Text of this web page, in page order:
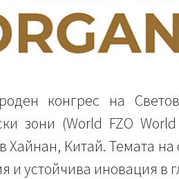
конгрес на
зони (World FZO
Хайнан, Китай. Темата
и устойчива иновация в